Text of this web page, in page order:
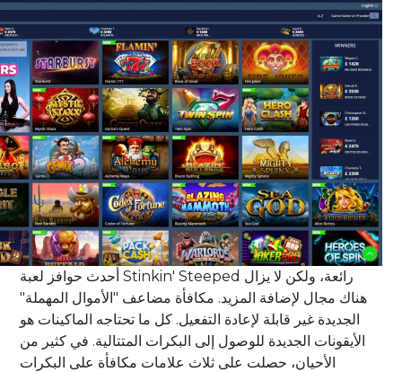
أحدث حوافز لعبة Stinkin' Steeped رائعة، ولكن لا يزال
هناك مجال لإضافة المزيد. مكافأة مضاعف "الأموال المهملة"
الجديدة غير قابلة لإعادة التفعيل. كل ما تحتاجه الماكينات هو
الأيقونات الجديدة للوصول إلى البكرات المتتالية. في كثير من
الأحيان، حصلت على ثلاث علامات مكافأة على البكرات